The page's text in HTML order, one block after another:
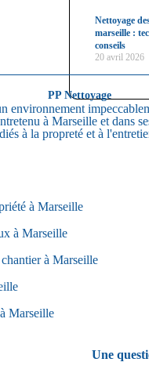
Nettoyage
marseille :
conseils
20 avril 2026
PP Nettoyage
environnement
à Marseille et dans
à la propreté et à
à Marseille
à Marseille
à Marseille
Marseille
Une